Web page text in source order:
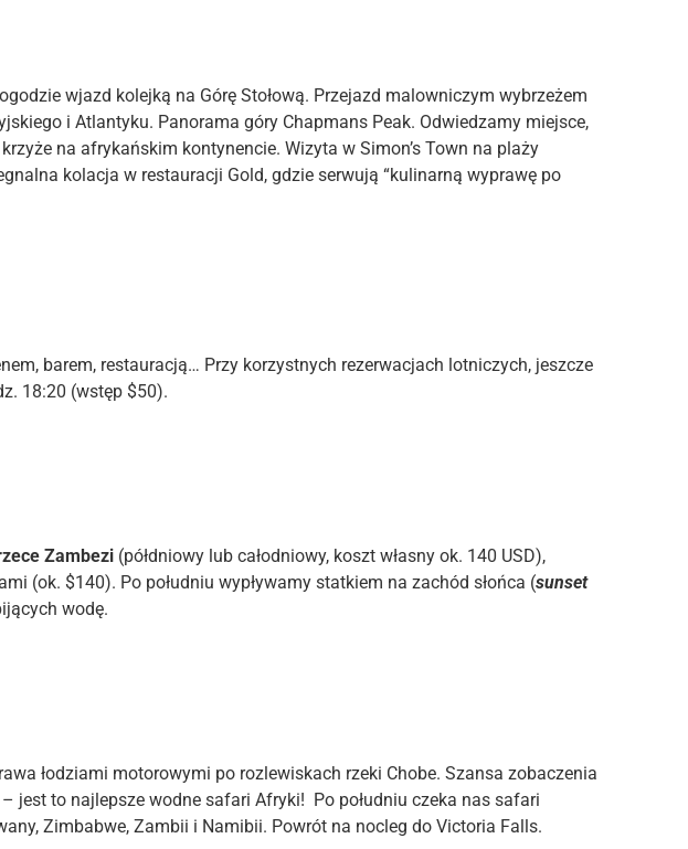
wjazd kolejką na Górę Stołową. Przejazd malowniczym wybrzeżem
i Atlantyku. Panorama góry Chapmans Peak. Odwiedzamy miejsce,
na afrykańskim kontynencie. Wizyta w Simon’s Town na plaży
kolacja w restauracji Gold, gdzie serwują “kulinarną wyprawę po
barem, restauracją… Przy korzystnych rezerwacjach lotniczych, jeszcze
18:20 (wstęp $50).
Zambezi (półdniowy lub całodniowy, koszt własny ok. 140 USD),
(ok. $140). Po południu wypływamy statkiem na zachód słońca (sunset
wodę.
łodziami motorowymi po rozlewiskach rzeki Chobe. Szansa zobaczenia
jest to najlepsze wodne safari Afryki! Po południu czeka nas safari
Zimbabwe, Zambii i Namibii. Powrót na nocleg do Victoria Falls.